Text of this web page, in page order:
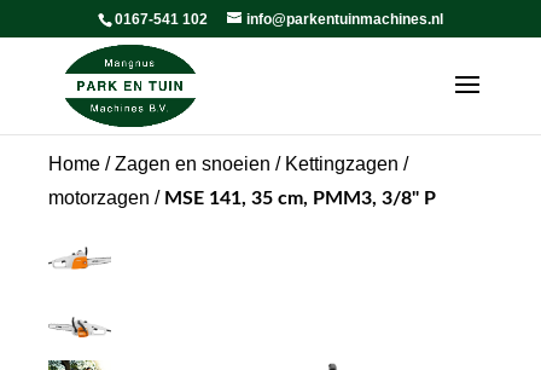
0167-541 102 info@parkentuinmachines.nl
Home /Zagen en snoeien / Kettingzagen /
motorzagen / MSE 141, 35 cm, PMM3, 3/8" P